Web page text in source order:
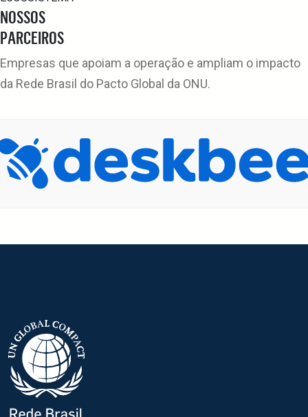
NOSSOS
PARCEIROS
Empresas que apoiam a operação e ampliam o impacto
da Rede Brasil do Pacto Global da ONU.